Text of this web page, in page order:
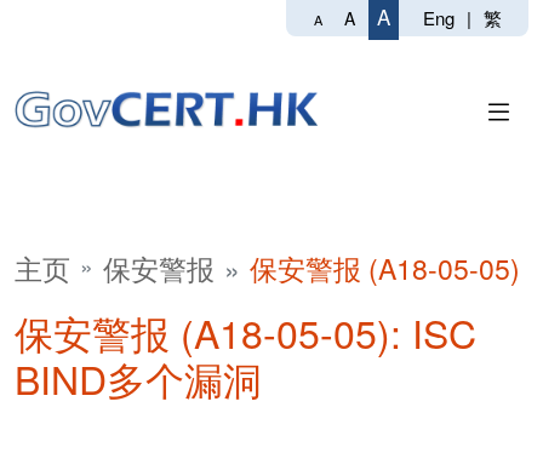
A A A Eng | 繁
主页 保安警报 保安警报 (A18-05-05)
保安警报 (A18-05-05): ISC
BIND多个漏洞